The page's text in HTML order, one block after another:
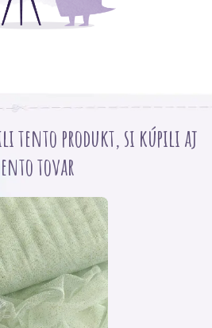
tento produkt, si kúpili aj
tovar